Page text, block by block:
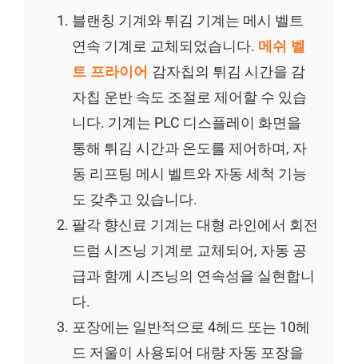
블랜칭 기계와 튀김 기계는 메시 벨트
연속 기계로 교체되었습니다. 메쉬 벨
트 프라이어 감자칩의 튀김 시간을 감
자칩 운반 속도 조절로 제어할 수 있습
니다. 기계는 PLC 디스플레이 화면을
통해 튀김 시간과 온도를 제어하며, 자
동 리프팅 메시 벨트와 자동 세척 기능
도 갖추고 있습니다.
팔각 향신료 기계는 대형 라인에서 회전
드럼 시즈닝 기계로 교체되어, 자동 공
급과 함께 시즈닝의 연속성을 실현합니
다.
포장에는 일반적으로 4헤드 또는 10헤
드 저울이 사용되어 대량 자동 포장을